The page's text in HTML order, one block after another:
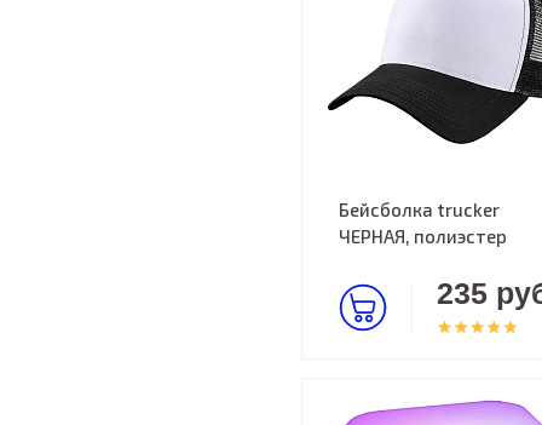
Бейсболка trucker
ЧЕРНАЯ, полиэстер
235